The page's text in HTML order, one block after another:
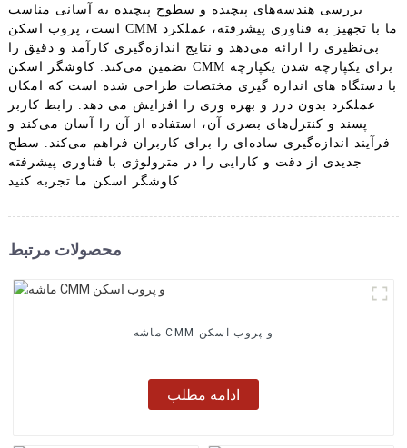
بررسی هندسه‌های پیچیده و سطوح پیچیده به آسانی مناسب
است، پروب اسکن CMM ما با تجهیز به فناوری پیشرفته، عملکرد
بی‌نظیری را ارائه می‌دهد و نتایج اندازه‌گیری کارآمد و دقیق را
تضمین می‌کند. کاوشگر اسکن CMM برای یکپارچه شدن یکپارچه
با دستگاه های اندازه گیری مختصات طراحی شده است که امکان
عملکرد بدون درز و بهره وری را افزایش می دهد. رابط کاربر
پسند و کنترل‌های بصری آن، استفاده از آن را آسان می‌کند و
فرآیند اندازه‌گیری ساده‌ای را برای کاربران فراهم می‌کند. سطح
جدیدی از دقت و کارایی را در مترولوژی با فناوری پیشرفته
کاوشگر اسکن ما تجربه کنید
محصولات مرتبط
ماشه CMM و پروب اسکن
ادامه مطلب